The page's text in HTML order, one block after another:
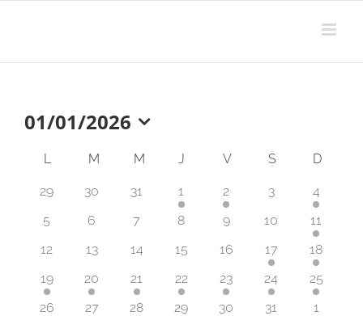
contenu
01/01/2026
une
date.
Calendrier
de
Évènements
LLUNDI M MARDIM MERCREDI
J V VENDREDI
S SAMEDI
D
0
29
0
30
0
évènements
31
3
évènements
1
1
évènement
2
0
évènements
3
1
4
0
5
0
6
0
7
0
8
0
9
0
évènements
10
1
11
0
12
0
13
0
14
0
15
0
évènements
16
3
évènements
17
1
18
1
évènement
19
2
évènements
20
1
évènement
21
1
évènement
22
2
évènements
23
5
évènements
24
3
25
1
26
0
27
1
28
1
29
0
30
1
31
0
1